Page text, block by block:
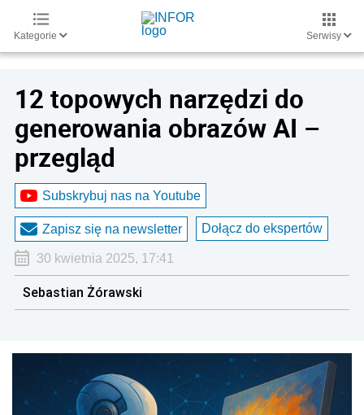
Kategorie Serwisy
12 topowych narzędzi do
generowania obrazów AI –
przegląd
Subskrybuj nas na Youtube
Zapisz się na newsletter Dołącz do ekspertów
30 kwietnia 2025, 17:41
Sebastian Żórawski